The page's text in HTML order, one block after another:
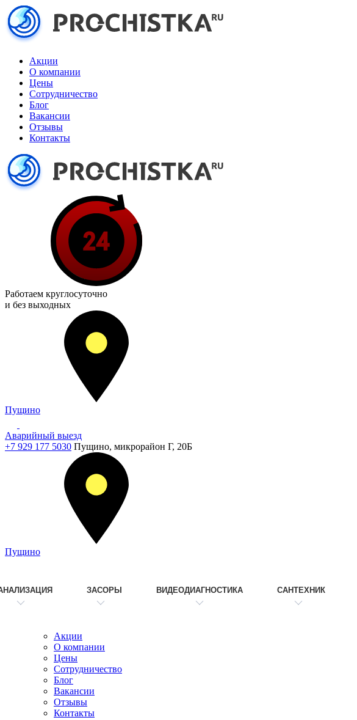
Акции
О компании
Цены
Сотрудничество
Блог
Вакансии
Отзывы
Контакты
Работаем круглосуточно
и без выходных
Пущино
Аварийный выезд
+7 929 177 5030 Пущино, микрорайон Г, 20Б
Пущино
ЗАСОРЫ ВИДЕОДИАГНОСТИКА САНТЕХНИК
Акции
О компании
Цены
Сотрудничество
Блог
Вакансии
Отзывы
Контакты